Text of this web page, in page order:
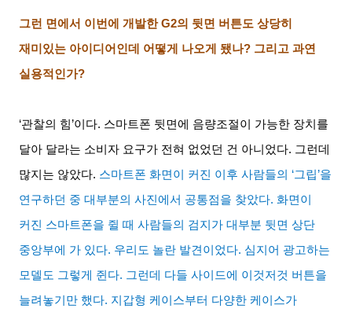
그런 면에서 이번에 개발한G2의 뒷면 버튼도 상당히
재미있는 아이디어인데 어떻게 나오게 됐나? 그리고 과연
실용적인가?
‘관찰의 힘’이다. 스마트폰 뒷면에 음량조절이 가능한 장치를
달아 달라는 소비자 요구가 전혀 없었던 건 아니었다. 그런데
많지는 않았다. 스마트폰 화면이 커진 이후 사람들의 ‘그립’을
연구하던 중 대부분의 사진에서 공통점을 찾았다. 화면이
커진 스마트폰을 쥘 때 사람들의 검지가 대부분 뒷면 상단
중앙부에 가 있다. 우리도 놀란 발견이었다. 심지어 광고하는
모델도 그렇게 쥔다. 그런데 다들 사이드에 이것저것 버튼을
늘려놓기만 했다. 지갑형 케이스부터 다양한 케이스가